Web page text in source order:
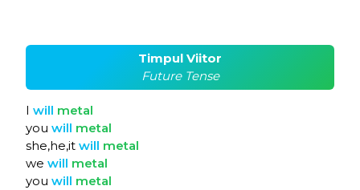
Timpul Viitor
Future Tense
I will metal
you will metal
she,he,it will metal
we will metal
you will metal